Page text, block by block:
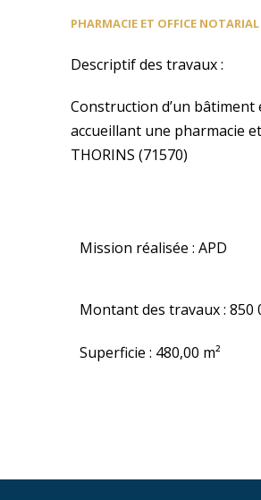
PHARMACIE ET OFFICE NOTARIAL
Descriptif des travaux :
Construction d’un bâtiment
accueillant une pharmacie
THORINS (71570)
Mission réalisée : APD
Montant des travaux : 850
Superficie : 480,00 m²